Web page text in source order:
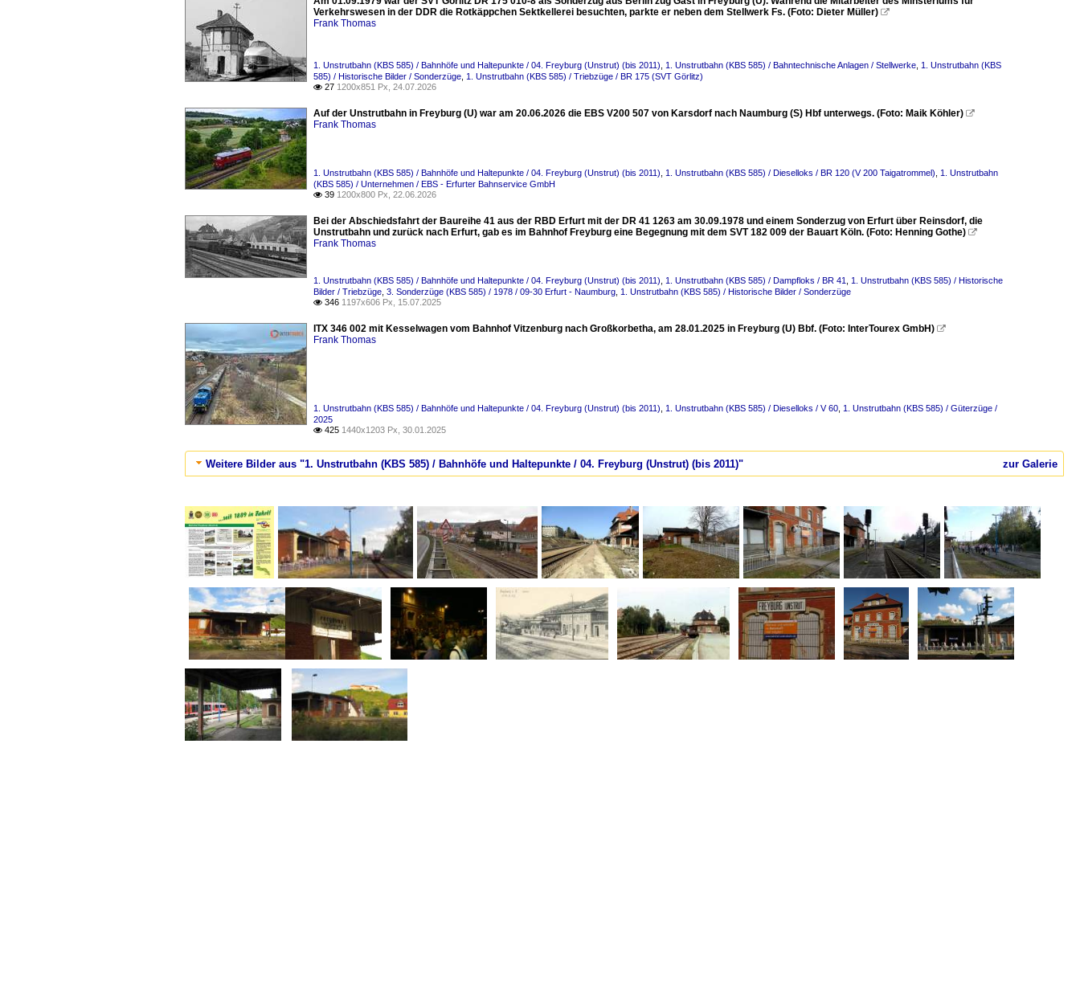
Verkehrswesen in der DDR die Rotkäppchen Sektkellerei besuchten, parkte er neben dem Stellwerk Fs. (Foto: Dieter Müller) 
Frank Thomas
1. Unstrutbahn (KBS 585) / Bahnhöfe und Haltepunkte / 04. Freyburg (Unstrut) (bis 2011) 1. Unstrutbahn (KBS 585) / Bahntechnische Anlagen / Stellwerke 1. Unstrutbahn (KBS
585) / Historische Bilder / Sonderzüge 1. Unstrutbahn (KBS 585) / Triebzüge / BR 175 (SVT Görlitz)
 27 1200x851 Px, 24.07.2026
Auf der Unstrutbahn in Freyburg (U) war am 20.06.2026 die EBS V200 507 von Karsdorf nach Naumburg (S) Hbf unterwegs. (Foto: Maik Köhler) 
Frank Thomas
1. Unstrutbahn (KBS 585) / Bahnhöfe und Haltepunkte / 04. Freyburg (Unstrut) (bis 2011) 1. Unstrutbahn (KBS 585) / Dieselloks / BR 120 (V 200 Taigatrommel)
1. Unstrutbahn
(KBS 585) / Unternehmen / EBS - Erfurter Bahnservice GmbH
 39 1200x800 Px, 22.06.2026
Bei der Abschiedsfahrt der Baureihe 41 aus der RBD Erfurt mit der DR 41 1263 am 30.09.1978 und einem Sonderzug von Erfurt über Reinsdorf, die
Unstrutbahn und zurück nach Erfurt, gab es im Bahnhof Freyburg eine Begegnung mit dem SVT 182 009 der Bauart Köln. (Foto: Henning Gothe) 
Frank Thomas
1. Unstrutbahn (KBS 585) / Bahnhöfe und Haltepunkte / 04. Freyburg (Unstrut) (bis 2011) 1. Unstrutbahn (KBS 585) / Dampfloks / BR 41
1. Unstrutbahn (KBS 585) / Historische
Bilder / Triebzüge 3. Sonderzüge (KBS 585) / 1978 / 09-30 Erfurt - Naumburg 1. Unstrutbahn (KBS 585) / Historische Bilder / Sonderzüge
 346 1197x606 Px, 15.07.2025
ITX 346 002 mit Kesselwagen vom Bahnhof Vitzenburg nach Großkorbetha, am 28.01.2025 in Freyburg (U) Bbf. (Foto: InterTourex GmbH) 
Frank Thomas
1. Unstrutbahn (KBS 585) / Bahnhöfe und Haltepunkte / 04. Freyburg (Unstrut) (bis 2011) 1. Unstrutbahn (KBS 585) / Dieselloks / V 60 1. Unstrutbahn (KBS 585) / Güterzüge /
2025
 425 1440x1203 Px, 30.01.2025
zur Galerie
Weitere Bilder aus "1. Unstrutbahn (KBS 585) / Bahnhöfe und Haltepunkte / 04. Freyburg (Unstrut) (bis 2011)"